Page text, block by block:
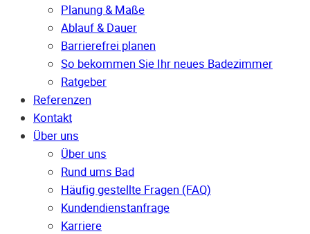
Planung & Maße
Ablauf & Dauer
Barrierefrei planen
So bekommen Sie Ihr neues Badezimmer
Ratgeber
Referenzen
Kontakt
Über uns
Über uns
Rund ums Bad
Häufig gestellte Fragen (FAQ)
Kunden­dienst­anfrage
Karriere